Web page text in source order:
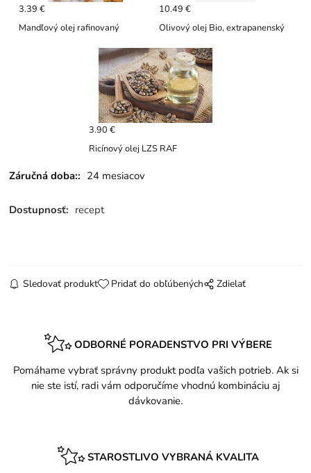
3.39 €
Mandľový olej rafinovaný
10.49 €
Olivový olej Bio, extrapanenský
3.90 €
Ricínový olej LZS RAF
Záručná doba:: 24 mesiacov
Dostupnosť: recept
Sledovať produkt Pridať do obľúbených Zdielať
ODBORNÉ PORADENSTVO PRI VÝBERE
Pomáhame vybrať správny produkt podľa vašich potrieb. Ak si
nie ste istí, radi vám odporučíme vhodnú kombináciu aj
dávkovanie.
STAROSTLIVO VYBRANÁ KVALITA